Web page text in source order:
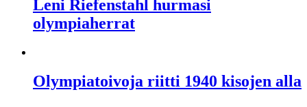
Leni Riefenstahl hurmasi
olympiaherrat
Olympiatoivoja riitti 1940 kisojen alla